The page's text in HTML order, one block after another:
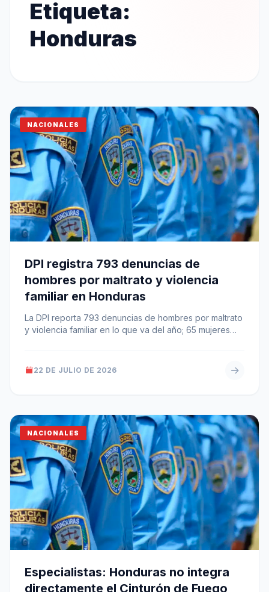
Etiqueta:
Honduras
NACIONALES
DPI registra 793 denuncias de
hombres por maltrato y violencia
familiar en Honduras
La DPI reporta 793 denuncias de hombres por maltrato
y violencia familiar en lo que va del año; 65 mujeres…
22 DE JULIO DE 2026
NACIONALES
Especialistas: Honduras no integra
directamente el Cinturón de Fuego